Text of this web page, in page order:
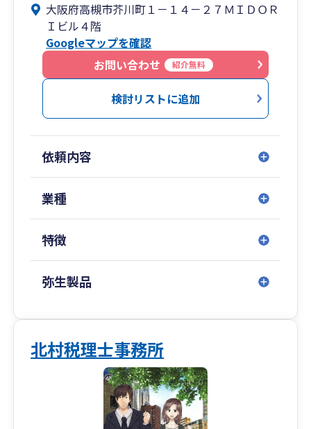
そんな税理士との距離感は円滑な経営や財産承継
において重要な要素と考えて
います。当事務所では顧問先に寄り添った対応を
心掛けています。
大阪府高槻市芥川町１－１４－２７ＭＩＤＯＲ
Ｉビル４階
Googleマップを確認
お問い合わせ
紹介無料
検討リストに追加
依頼内容
業種
特徴
弥生製品
北村税理士事務所